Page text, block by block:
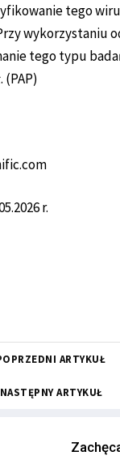
tego
wykorzystaniu
tego typu
r.
ARTYKUŁ
NASTĘPNY ARTYKUŁ